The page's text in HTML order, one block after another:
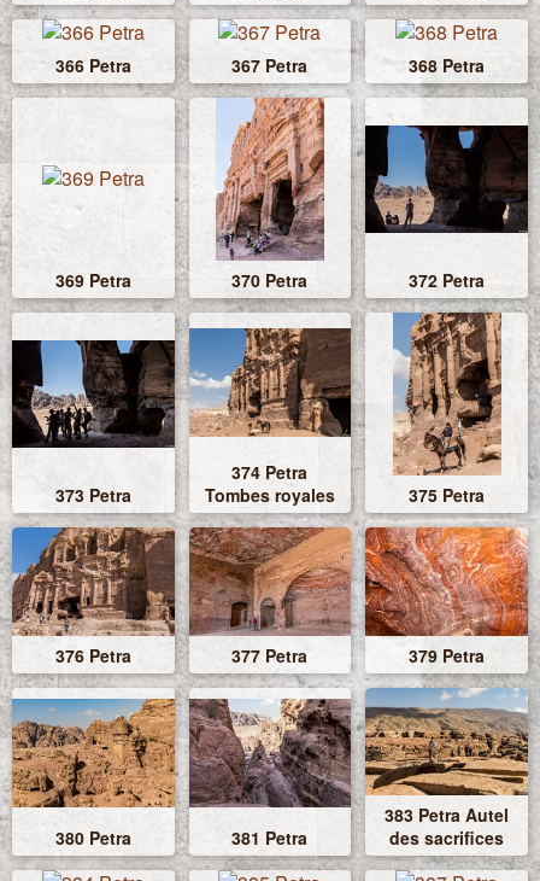
366 Petra 367 Petra 368 Petra
369 Petra 370 Petra 372 Petra
373 Petra
374 Petra
Tombes royales
375 Petra
376 Petra 377 Petra 379 Petra
380 Petra 381 Petra
383 Petra Autel
des sacrifices